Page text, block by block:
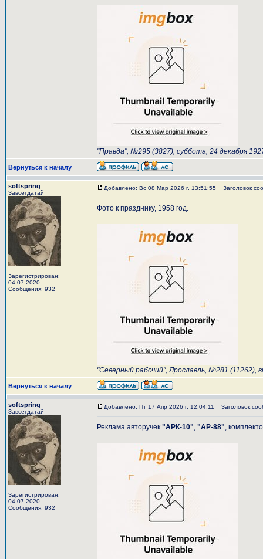
"Правда", №295 (3827), суббота, 24 декабря
Вернуться к началу
softspring
Завсегдатай
Зарегистрирован:
04.07.2020
Сообщения: 932
Добавлено: Вс 08 Мар 2026 г. 13:51:55 Заголовок
Фото к празднику, 1958 год.
"Северный рабочий", Ярославль, №281 (11262),
Вернуться к началу
softspring
Завсегдатай
Зарегистрирован:
04.07.2020
Сообщения: 932
Добавлено: Пт 17 Апр 2026 г. 12:04:11 Заголовок
Реклама авторучек "АРК-10", "АР-88",